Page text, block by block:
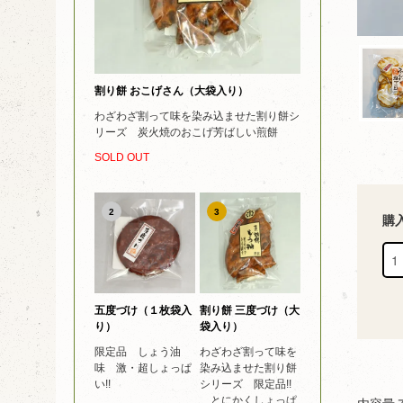
購
割り餅 おこげさん（大袋入り）
わざわざ割って味を染み込ませた割り餅シ
リーズ 炭火焼のおこげ芳ばしい煎餅
SOLD OUT
2
五度づけ（１枚袋入
り）
限定品 しょう油
味 激・超しょっぱ
い!!
3
割り餅 三度づけ（大
袋入り）
わざわざ割って味を
染み込ませた割り餅
シリーズ 限定品!!
とにかくしょっぱ